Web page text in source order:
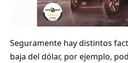
Seguramente hay distintos
baja del dólar, por ejemplo,